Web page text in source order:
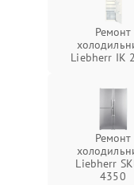
Ремонт
Liebherr IK
Ремонт
Liebherr
4350